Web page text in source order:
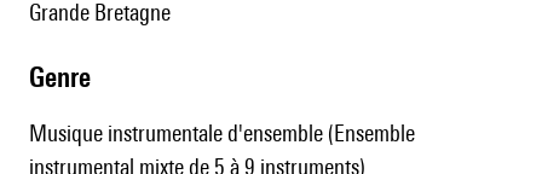
Grande Bretagne
genre
Musique instrumentale d'ensemble (Ensemble
instrumental mixte de 5 à 9 instruments)